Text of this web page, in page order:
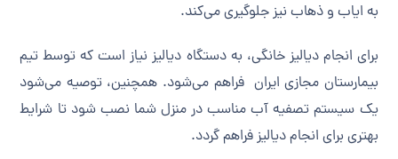
به ایاب و ذهاب نیز جلوگیری می‌کند.
برای انجام دیالیز خانگی، به دستگاه دیالیز نیاز است که توسط تیم
بیمارستان مجازی ایران فراهم می‌شود. همچنین، توصیه می‌شود
یک سیستم تصفیه آب مناسب در منزل شما نصب شود تا شرایط
بهتری برای انجام دیالیز فراهم گردد.